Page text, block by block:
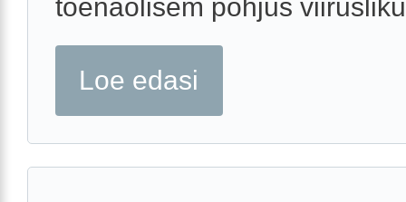
tõenäolisem põhjus
Loe edasi